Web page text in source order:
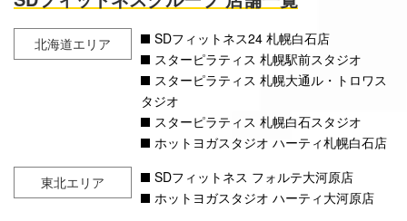
北海道エリア
SDフィットネス24 札幌白石店
スターピラティス 札幌駅前スタジオ
スターピラティス 札幌大通ル・トロワス
タジオ
スターピラティス 札幌白石スタジオ
ホットヨガスタジオ ハーティ札幌白石店
東北エリア
SDフィットネス フォルテ大河原店
ホットヨガスタジオ ハーティ大河原店